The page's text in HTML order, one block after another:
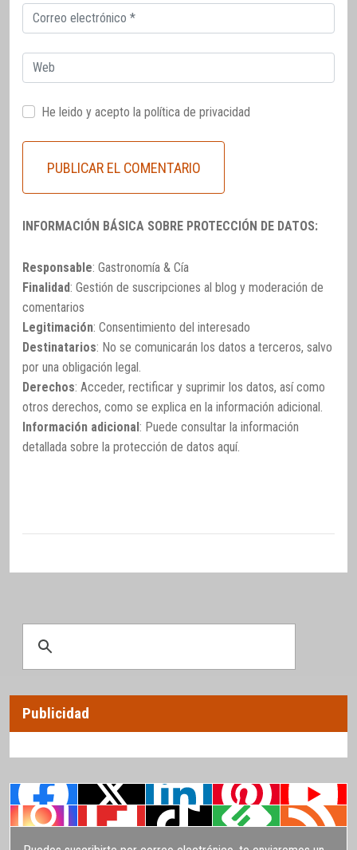
Correo
electrónico
Web
He leido y acepto la política de privacidad
INFORMACIÓN BÁSICA SOBRE PROTECCIÓN DE DATOS:
Responsable: Gastronomía & Cía
Finalidad: Gestión de suscripciones al blog y moderación de
comentarios
Legitimación: Consentimiento del interesado
Destinatarios: No se comunicarán los datos a terceros, salvo
por una obligación legal.
Derechos: Acceder, rectificar y suprimir los datos, así como
otros derechos, como se explica en la información adicional.
Información adicional: Puede consultar la información
detallada sobre la protección de datos aquí.
Publicidad